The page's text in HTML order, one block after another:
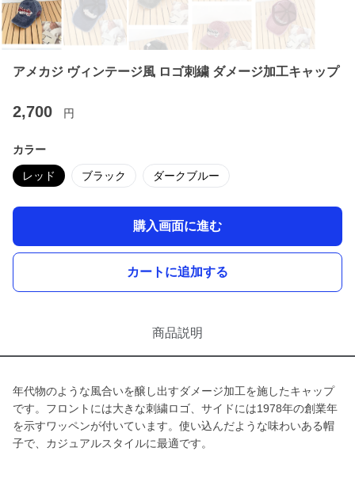
アメカジ ヴィンテージ風 ロゴ刺繍 ダメージ加工キャップ
2,700 円
カラー
レッド ブラック ダークブルー
購入画面に進む
カートに追加する
商品説明
年代物のような風合いを醸し出すダメージ加工を施したキャップ
です。フロントには大きな刺繍ロゴ、サイドには1978年の創業年
を示すワッペンが付いています。使い込んだような味わいある帽
子で、カジュアルスタイルに最適です。